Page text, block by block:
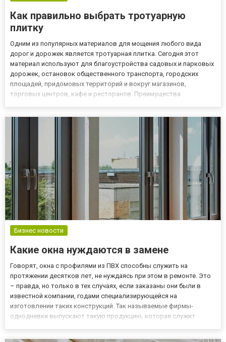
Как правильно выбрать тротуарную
плитку
Одним из популярных материалов для мощения любого вида
дорог и дорожек является тротуарная плитка. Сегодня этот
материал используют для благоустройства садовых и парковых
дорожек, остановок общественного транспорта, городских
площадей, придомовых территорий и вокруг магазинов,
торговых центров, кафе и ресторанов. Преимущества
materialy/trotuarnaja-plitka/ неоспорим...
Бизнес новости
Какие окна нуждаются в замене
Говорят, окна с профилями из ПВХ способны служить на
протяжении десятков лет, не нуждаясь при этом в ремонте. Это
– правда, но только в тех случаях, если заказаны они были в
известной компании, годами специализирующейся на
изготовлении таких конструкций. Так называемые фирмы-
однодневки выпускают такую продукцию, которая служит